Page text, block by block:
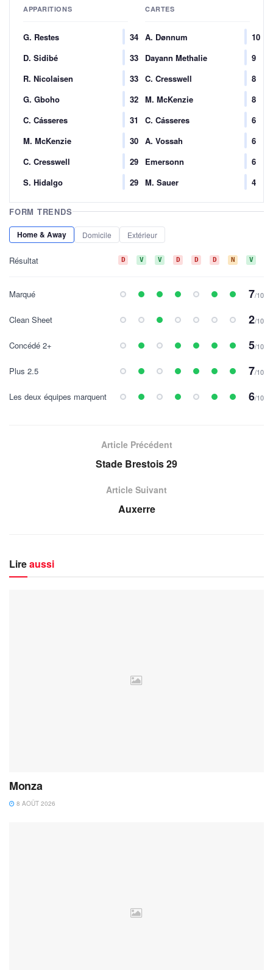
APPARITIONS
G. Restes
34
D. Sidibé
33
R. Nicolaisen
33
G. Gboho
32
C. Cásseres
31
M. McKenzie
30
C. Cresswell
29
S. Hidalgo
29
CARTES
A. Dønnum
10
Dayann Methalie
9
C. Cresswell
8
M. McKenzie
8
C. Cásseres
6
A. Vossah
6
Emersonn
6
M. Sauer
4
FORM TRENDS
Home & Away Domicile Extérieur
Résultat D V V D D D N V
Marqué 7/10
Clean Sheet 2/10
Concédé 2+ 5/10
Plus 2.5 7/10
Les deux équipes marquent 6/10
Article Précédent
Stade Brestois 29
Article Suivant
Auxerre
Lireaussi
Monza
8 AOÛT 2026